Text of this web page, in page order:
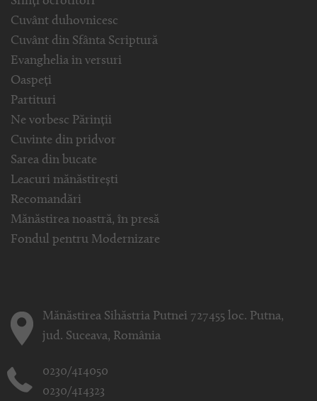
Cuvânt duhovnicesc
Cuvânt din Sfânta Scriptură
Evanghelia in versuri
Oaspeți
Partituri
Ne vorbesc Părinții
Cuvinte din pridvor
Sarea din bucate
Leacuri mănăstirești
Recomandări
Mănăstirea noastră, în presă
Fondul pentru Modernizare
Mănăstirea Sihăstria Putnei 727455 loc. Putna,
jud. Suceava, România
0230/414050
0230/414323